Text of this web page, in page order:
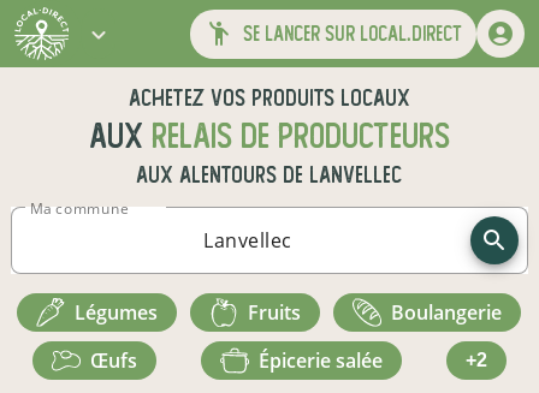
se lancer sur local.direct
Achetez vos produits locaux
aux relais de producteurs
aux alentours de Lanvellec
Ma commune
légumes fruits
boulangerie
œufs
épicerie salée +2